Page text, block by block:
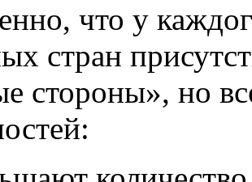
что у
стран
стороны», но